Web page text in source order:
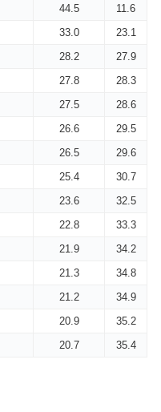
44.5
11.6
33.0
23.1
28.2
27.9
27.8
28.3
27.5
28.6
26.6
29.5
26.5
29.6
25.4
30.7
23.6
32.5
22.8
33.3
21.9
34.2
21.3
34.8
21.2
34.9
20.9
35.2
20.7 35.4